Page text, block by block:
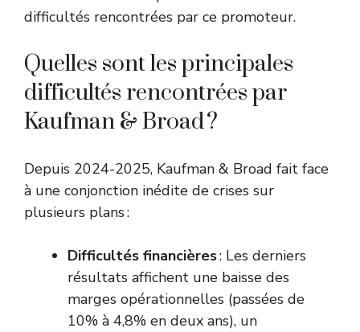
difficultés rencontrées par ce promoteur.
Quelles sont les principales
difficultés rencontrées par
Kaufman & Broad ?
Depuis 2024-2025, Kaufman & Broad fait face
à une conjonction inédite de crises sur
plusieurs plans :
Difficultés financières: Les derniers
résultats affichent une baisse des
marges opérationnelles (passées de
10% à 4,8% en deux ans), un